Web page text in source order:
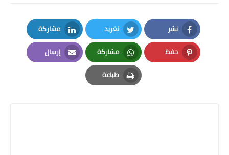
نشر
Facebook
تغريد
Twitter
مشاركة
LinkedIn
حفظ
Pinterest
مشاركة
Whatsapp
إرسال
Email
طباعة
Print